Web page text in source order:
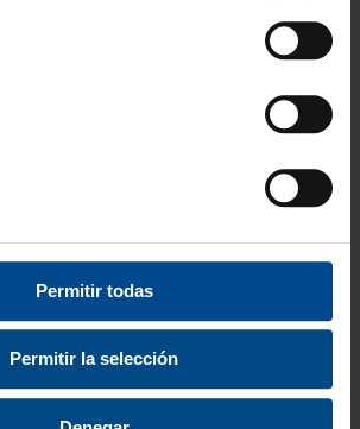
Permitir todas
Permitir la selección
introducimos son